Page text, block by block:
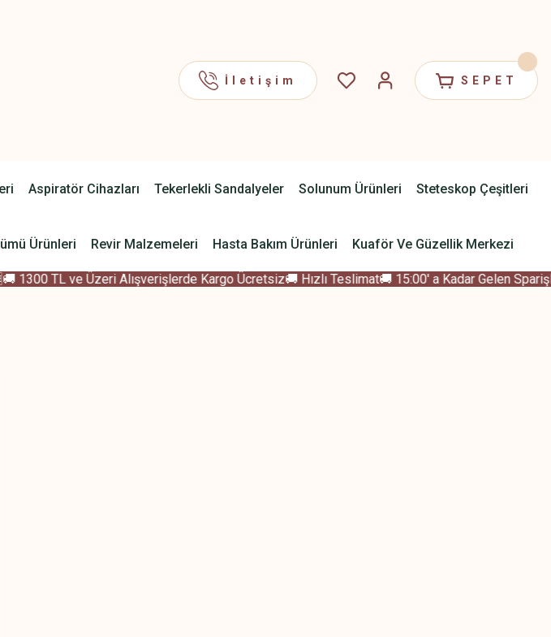
İletişim SEPET
Aspiratör Cihazları Tekerlekli Sandalyeler Solunum Ürünleri Steteskop Çeşitleri
Ürünleri Revir Malzemeleri Hasta Bakım Ürünleri Kuaför Ve Güzellik Merkezi
TL ve Üzeri Alışverişlerde Kargo Ücretsiz🚚 Hızlı Teslimat🚚 15:00' a Kadar Gelen Sparişler